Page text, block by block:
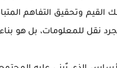
وتحقيق التفاهم
نقل للمعلومات، بل هو